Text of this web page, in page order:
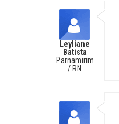
Leyliane
Batista
Parnamirim
/ RN